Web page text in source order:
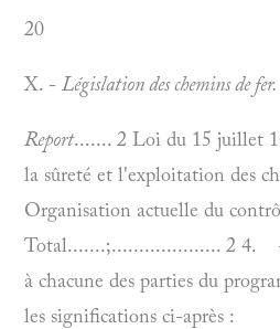
20
X. - Législation des chemins de fer.
Report....... 2 Loi du 15 juillet
la sûreté et l'exploitation des
Organisation actuelle du
Total.......;.................... 2 4. -
à chacune des parties du
les significations ci-après :